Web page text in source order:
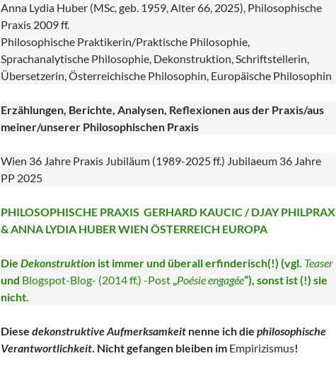
Anna Lydia Huber (MSc, geb. 1959, Alter 66, 2025), Philosophische
Praxis 2009 ff.
Philosophische Praktikerin/Praktische Philosophie,
Sprachanalytische Philosophie, Dekonstruktion, Schriftstellerin,
Übersetzerin, Österreichische Philosophin, Europäische Philosophin
Erzählungen, Berichte, Analysen, Reflexionen aus der Praxis/aus
meiner/unserer Philosophischen Praxis
Wien 36 Jahre Praxis Jubiläum (1989-2025 ff.) Jubilaeum 36 Jahre
PP 2025
PHILOSOPHISCHE PRAXIS GERHARD KAUCIC / DJAY PHILPRAX
& ANNA LYDIA HUBER WIEN ÖSTERREICH EUROPA
Die Dekonstruktion ist immer und überall erfinderisch(!) (vgl. Teaser
und Blogspot-Blog- (2014 ff.) -Post „Poésie engagée“), sonst ist (!) sie
nicht.
Diese dekonstruktive Aufmerksamkeit nenne ich die philosophische
Verantwortlichkeit. Nicht gefangen bleiben im Empirizismus!